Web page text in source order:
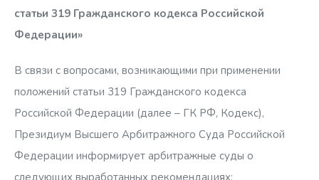
статьи 319 Гражданского кодекса Российской
Федерации»
В связи с вопросами, возникающими при применении
положений статьи 319 Гражданского кодекса
Российской Федерации (далее – ГК РФ, Кодекс),
Президиум Высшего Арбитражного Суда Российской
Федерации информирует арбитражные суды о
следующих выработанных рекомендациях: